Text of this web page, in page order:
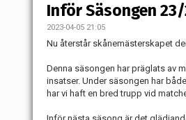
Inför Säsongen
2023-04-05 21:05
Nu återstår skånemästerskapet
Denna säsongen har präglats av
insatser. Under säsongen har
har vi haft en bred trupp vid